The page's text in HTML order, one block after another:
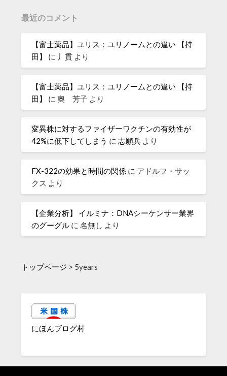
最近のコメント
【富士薬品】ユリス：ユリノームとの違い 【持
田】
に 丿貫 より
【富士薬品】ユリス：ユリノームとの違い 【持
田】
に奧 芳子 より
変異株に対するファイザーワクチンの有効性が
42%に低下してしまう に志願兵 より
FX-322の効果と時間の関係 に アドルフ・サッ
クス より
【企業分析】 イルミナ：DNAシーケンサー業界
のグーグル に名無し より
トップページ > 5years
にほんブログ村